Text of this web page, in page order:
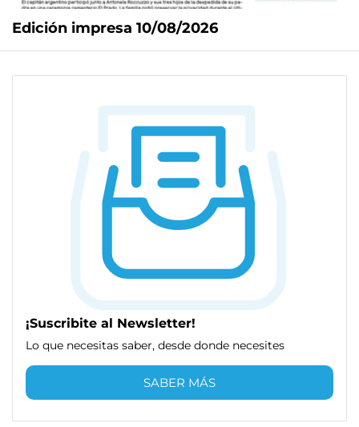
Edición impresa 10/08/2026
¡Suscribite al Newsletter!
Lo que necesitas saber, desde donde necesites
SABER MÁS